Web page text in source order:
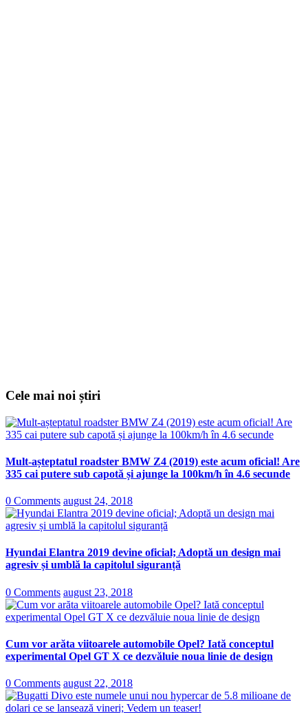
Cele mai noi știri
Mult-așteptatul roadster BMW Z4 (2019) este acum oficial! Are
335 cai putere sub capotă și ajunge la 100km/h în 4.6 secunde
0 Comments august 24, 2018
Hyundai Elantra 2019 devine oficial; Adoptă un design mai
agresiv și umblă la capitolul siguranță
0 Comments august 23, 2018
Cum vor arăta viitoarele automobile Opel? Iată conceptul
experimental Opel GT X ce dezvăluie noua linie de design
0 Comments august 22, 2018